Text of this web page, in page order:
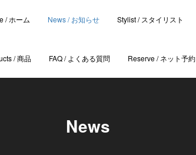
/ ホーム News / お知らせ Stylist / スタイリスト
/ 商品 FAQ / よくある質問 Reserve / ネット予約
News